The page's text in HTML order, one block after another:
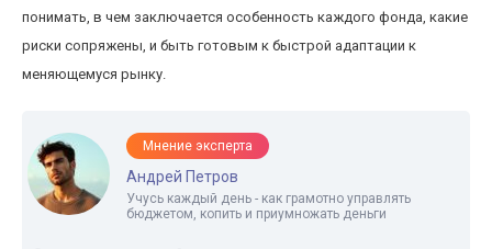
понимать, в чем заключается особенность каждого фонда, какие
риски сопряжены, и быть готовым к быстрой адаптации к
меняющемуся рынку.
Мнение эксперта
Андрей Петров
Учусь каждый день - как грамотно управлять
бюджетом, копить и приумножать деньги